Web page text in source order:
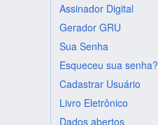
Assinador Digital
Gerador GRU
Sua Senha
Esqueceu sua senha?
Cadastrar Usuário
Livro Eletrônico
Dados abertos